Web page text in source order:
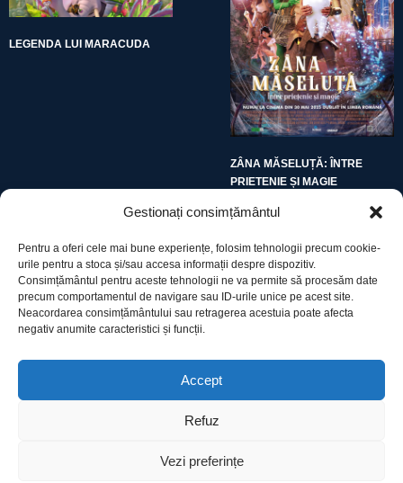
Gestionați consimțământul
Pentru a oferi cele mai bune experiențe, folosim tehnologii precum cookie-
urile pentru a stoca și/sau accesa informații despre dispozitiv.
Consimțământul pentru aceste tehnologii ne va permite să procesăm date
precum comportamentul de navigare sau ID-urile unice pe acest site.
Neacordarea consimțământului sau retragerea acestuia poate afecta
negativ anumite caracteristici și funcții.
Accept
Refuz
Vezi preferințe
LEGENDA LUI MARACUDA
ZÂNA MĂSELUȚĂ: ÎNTRE
PRIETENIE ȘI MAGIE
Utile
Declarație cookie-uri
Contact